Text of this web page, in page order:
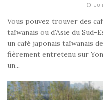
Vous pouvez trouver des
taïwanais ou d'Asie du
un café japonais taïwanais
fièrement entretenu sur
un...